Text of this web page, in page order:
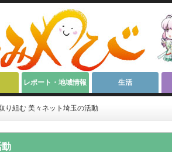
レポート・地域情報 生活
り組む 美々ネット埼玉の活動
動